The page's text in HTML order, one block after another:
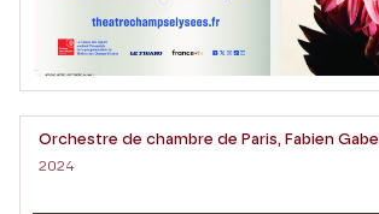
Orchestre de chambre de Paris, Fabien Gabel
2024